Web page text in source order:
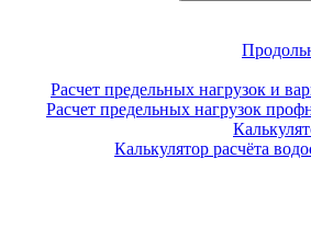
Расчет предельных нагрузок и
Расчет предельных нагрузок
Калькулятор расчёта